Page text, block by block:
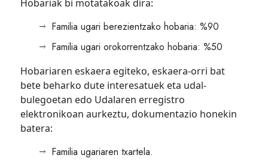
Hobariak bi motatakoak dira:
Familia ugari berezientzako hobaria: %90
Familia ugari orokorrentzako hobaria: %50
Hobariaren eskaera egiteko, eskaera-orri bat
bete beharko dute interesatuek eta udal-
bulegoetan edo Udalaren erregistro
elektronikoan aurkeztu, dokumentazio honekin
batera:
Familia ugariaren txartela.